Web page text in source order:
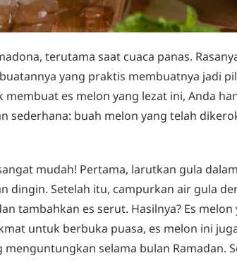
terutama saat cuaca panas.
yang praktis membuatnya jadi
es melon yang lezat ini, Anda
sederhana: buah melon yang telah
mudah! Pertama, larutkan gula
dingin. Setelah itu, campurkan air gula
tambahkan es serut. Hasilnya? Es melon
untuk berbuka puasa, es melon ini
selama bulan Ramadan.